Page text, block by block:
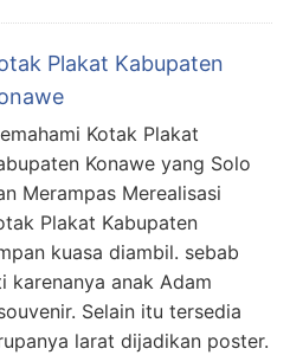
Plakat Kabupaten
Kotak Plakat
Konawe yang Solo
Merampas Merealisasi
Plakat Kabupaten
kuasa diambil. sebab
karenanya anak Adam
Selain itu tersedia
larat dijadikan poster.